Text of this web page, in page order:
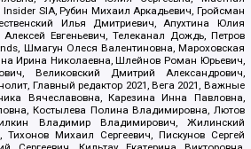
Insider SIA, Рубин Михаил Аркадьевич, Гройсман
Илья Дмитриевич, Апухтина Юлия
Евгеньевич, Телеканал Дождь, Петров
Шмагун Олеся Валентиновна, Мароховская
Ирина Николаевна, Шлейнов Роман Юрьевич,
Великовский Дмитрий Александрович,
Главный редактор 2021, Вега 2021, Важные
Вячеславовна, Карезина Инна Павловна,
Костылева Полина Владимировна, Лютов
Владимир Владимирович, Жилинский
Михаил Сергеевич, Пискунов Сергей